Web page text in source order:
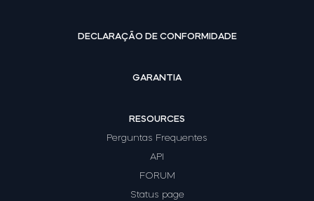
DECLARAÇÃO DE CONFORMIDADE
GARANTIA
RESOURCES
Perguntas Frequentes
API
FORUM
Status page